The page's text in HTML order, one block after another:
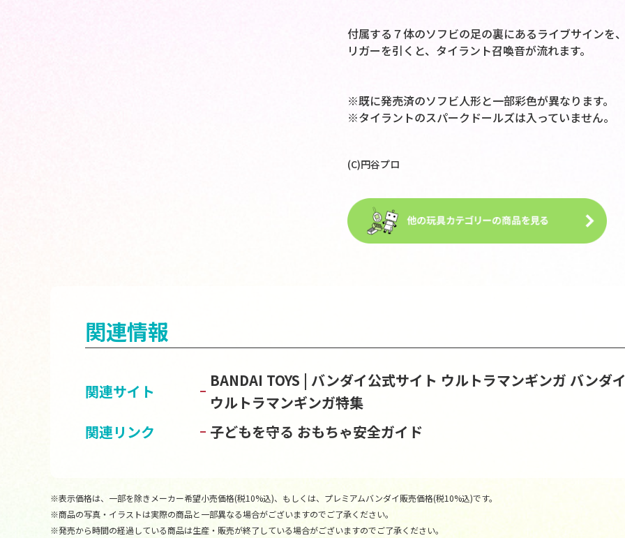
付属する７体のソフビの足の裏にあるライブサインを
リガーを引くと、タイラント召喚音が流れます。
※既に発売済のソフビ人形と一部彩色が異なります。
※タイラントのスパークドールズは入っていません。
(C)円谷プロ
関連情報
関連サイト
BANDAI TOYS | バンダイ公式サイト ウルトラマンギンガ バンダ
ウルトラマンギンガ特集
関連リンク
子どもを守る おもちゃ安全ガイド
※表示価格は、一部を除きメーカー希望小売価格(税10%込)、もしくは、プレミアムバンダイ販売価格(税10%込)です。
※商品の写真・イラストは実際の商品と一部異なる場合がございますのでご了承ください。
※発売から時間の経過している商品は生産・販売が終了している場合がございますのでご了承ください。